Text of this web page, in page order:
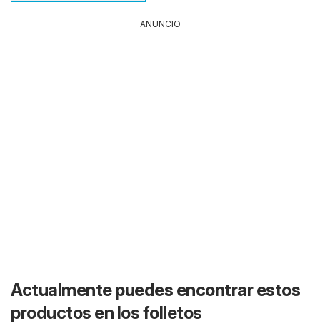
ANUNCIO
Actualmente puedes encontrar estos
productos en los folletos